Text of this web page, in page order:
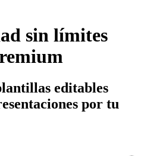
sin límites
editables
por tu